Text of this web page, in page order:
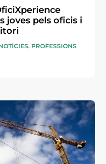
joves pels oficis i
, PROFESSIONS